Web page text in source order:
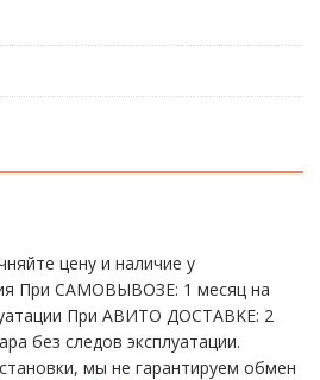
цену и наличие у
При CАMОBЫBОЗЕ: 1 месяц на
При АBИTO ДOСTАBKЕ: 2
без cлeдoв эксплуaтации.
мы нe гарантируем обмен